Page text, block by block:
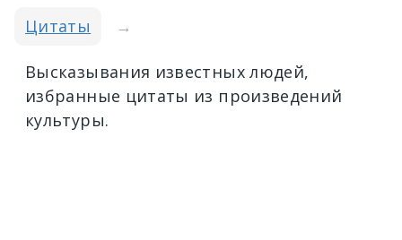
Цитаты →
Высказывания известных людей,
избранные цитаты из произведений
культуры.